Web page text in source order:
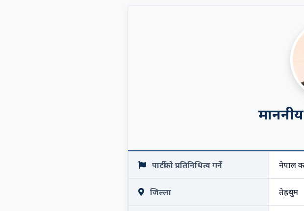
माननीय
पार्टीको प्रतिनिधित्व गर्ने नेपाल
जिल्ला तेह्रथुम